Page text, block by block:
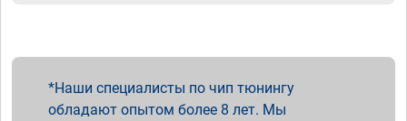
Наши специалисты по чип тюнингу
обладают опытом более 8 лет. Мы